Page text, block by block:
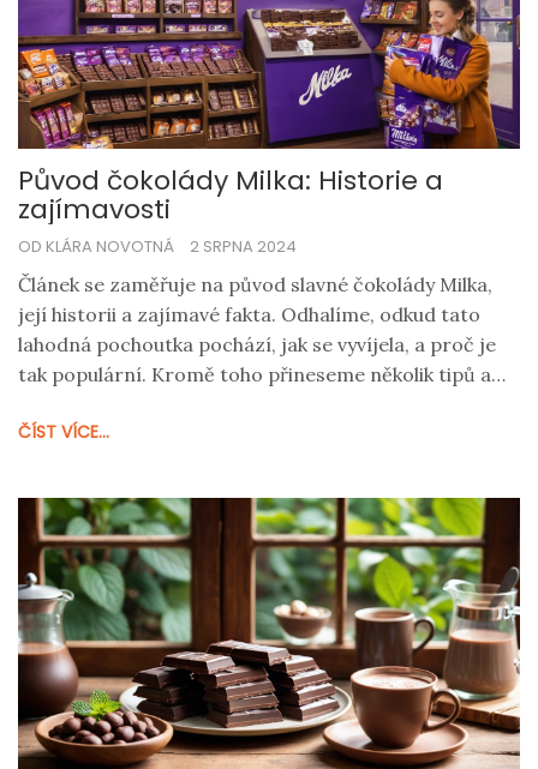
Původ čokolády Milka: Historie a
zajímavosti
OD KLÁRA NOVOTNÁ 2 SRPNA 2024
Článek se zaměřuje na původ slavné čokolády Milka,
její historii a zajímavé fakta. Odhalíme, odkud tato
lahodná pochoutka pochází, jak se vyvíjela, a proč je
tak populární. Kromě toho přineseme několik tipů a
ČÍST VÍCE...